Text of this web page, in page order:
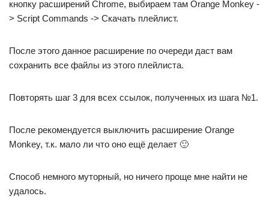
кнопку расширений Chrome, выбираем там Orange Monkey -
> Script Commands -> Скачать плейлист.
После этого данное расширение по очереди даст вам
сохранить все файлы из этого плейлиста.
Повторять шаг 3 для всех ссылок, полученных из шага №1.
После рекомендуется выключить расширение Orange
Monkey, т.к. мало ли что оно ещё делает 🙂
Способ немного муторный, но ничего проще мне найти не
удалось.